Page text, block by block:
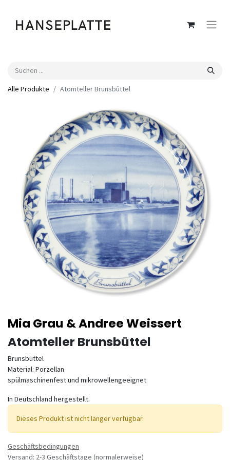
Alle Produkte Atomteller Brunsbüttel
Mia Grau & Andree Weissert
Atomteller Brunsbüttel
Brunsbüttel
Material: Porzellan
spülmaschinenfest und mikrowellengeeignet
In Deutschland hergestellt.
Dieses Produkt ist nicht länger verfügbar.
Geschäftsbedingungen
Versand: 2-3 Geschäftstage (normalerweise)